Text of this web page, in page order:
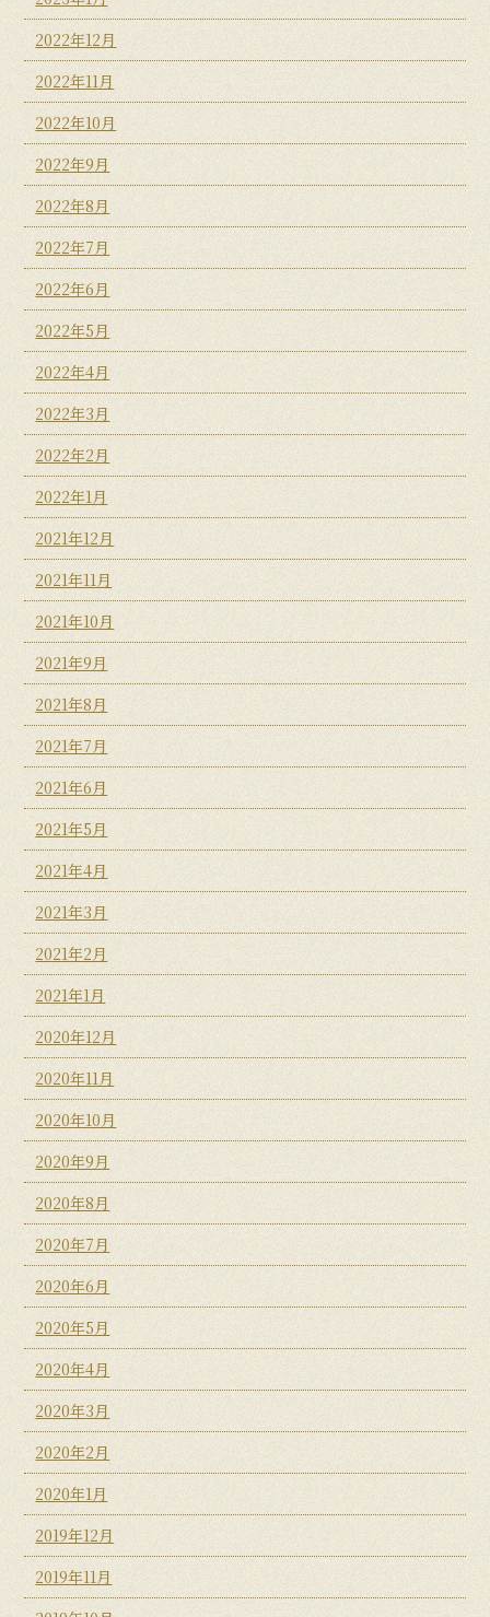
2022年12月
2022年11月
2022年10月
2022年9月
2022年8月
2022年7月
2022年6月
2022年5月
2022年4月
2022年3月
2022年2月
2022年1月
2021年12月
2021年11月
2021年10月
2021年9月
2021年8月
2021年7月
2021年6月
2021年5月
2021年4月
2021年3月
2021年2月
2021年1月
2020年12月
2020年11月
2020年10月
2020年9月
2020年8月
2020年7月
2020年6月
2020年5月
2020年4月
2020年3月
2020年2月
2020年1月
2019年12月
2019年11月